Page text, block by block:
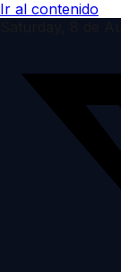
Ir al contenido